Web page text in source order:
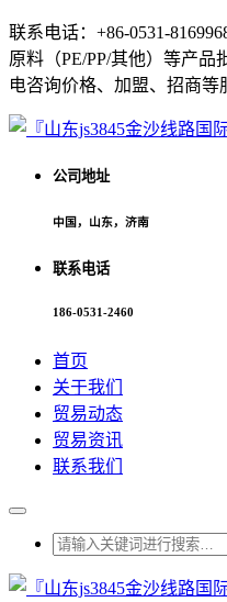
联系电话：+86-0531-
原料（PE/PP/其他）等产
电咨询价格、加盟、招商等
公司地址
中国，山东，济南
联系电话
186-0531-2460
首页
关于我们
贸易动态
贸易资讯
联系我们